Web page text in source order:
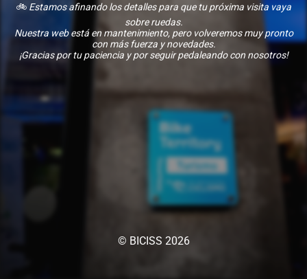
🚲 Estamos afinando los detalles para que tu próxima visita vaya
sobre ruedas.
Nuestra web está en mantenimiento, pero volveremos muy pronto
con más fuerza y novedades.
¡Gracias por tu paciencia y por seguir pedaleando con nosotros!
© BICISS 2026